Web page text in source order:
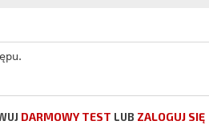
DARMOWY TEST LUB ZALOGUJ SIĘ